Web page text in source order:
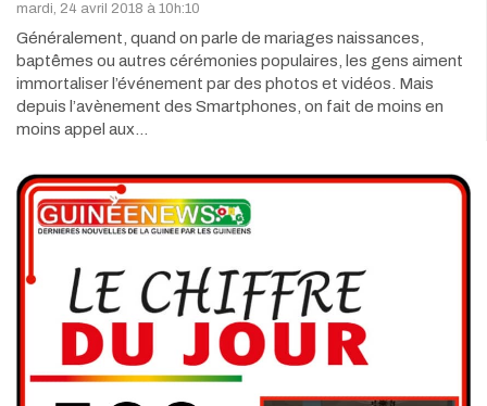
mardi, 24 avril 2018 à 10h:10
Généralement, quand on parle de mariages naissances,
baptêmes ou autres cérémonies populaires, les gens aiment
immortaliser l’événement par des photos et vidéos. Mais
depuis l’avènement des Smartphones, on fait de moins en
moins appel aux…